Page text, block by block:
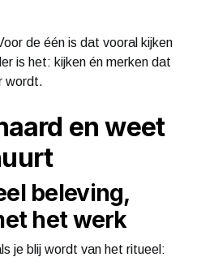
de één is dat vooral kijken
is het: kijken én merken dat
wordt.
en weet
beleving,
het werk
je blij wordt van het ritueel: